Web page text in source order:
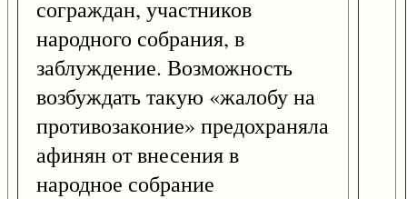
сограждан, участников
народного собрания, в
заблуждение. Возможность
возбуждать такую «жалобу на
противозаконие» предохраняла
афинян от внесения в
народное собрание